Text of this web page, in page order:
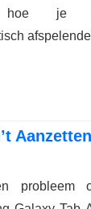
je
probleem